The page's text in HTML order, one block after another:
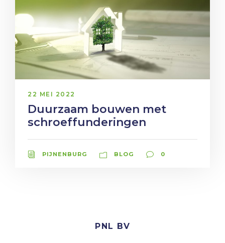
22 MEI 2022
Duurzaam bouwen met
schroeffunderingen
PIJNENBURG BLOG 0
PNL BV